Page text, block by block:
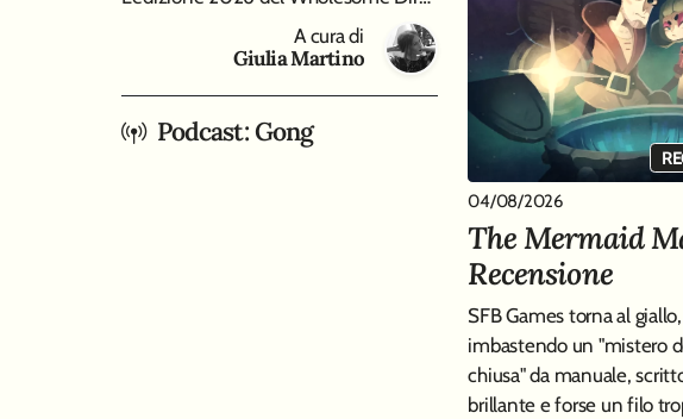
A cura di
Giulia Martino
Podcast: Gong
04/08/2026
The Mermaid
Recensione
SFB Games torna al giallo,
imbastendo un "mistero
chiusa" da manuale,
brillante e forse un filo